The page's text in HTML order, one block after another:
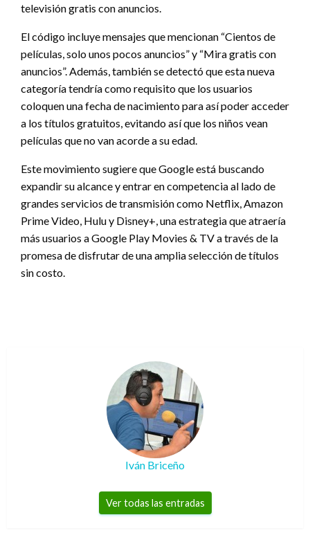
televisión gratis con anuncios.
El código incluye mensajes que mencionan “Cientos de
películas, solo unos pocos anuncios” y “Mira gratis con
anuncios”. Además, también se detectó que esta nueva
categoría tendría como requisito que los usuarios
coloquen una fecha de nacimiento para así poder acceder
a los títulos gratuitos, evitando así que los niños vean
películas que no van acorde a su edad.
Este movimiento sugiere que Google está buscando
expandir su alcance y entrar en competencia al lado de
grandes servicios de transmisión como Netflix, Amazon
Prime Video, Hulu y Disney+, una estrategia que atraería
más usuarios a Google Play Movies & TV a través de la
promesa de disfrutar de una amplia selección de títulos
sin costo.
Iván Briceño
Ver todas las entradas